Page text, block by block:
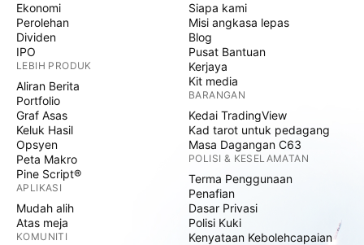
Ekonomi
Perolehan
Dividen
IPO
LEBIH PRODUK
Aliran Berita
Portfolio
Graf Asas
Keluk Hasil
Opsyen
Peta Makro
Pine Script®
APLIKASI
Mudah alih
Atas meja
KOMUNITI
Siapa kami
Misi angkasa lepas
Blog
Pusat Bantuan
Kerjaya
Kit media
BARANGAN
Kedai TradingView
Kad tarot untuk pedagang
Masa Dagangan C63
POLISI & KESELAMATAN
Terma Penggunaan
Penafian
Dasar Privasi
Polisi Kuki
Kenyataan Kebolehcapaian